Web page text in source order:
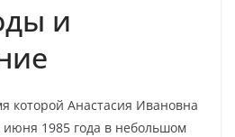
и
которой Анастасия Ивановна
июня 1985 года в небольшом